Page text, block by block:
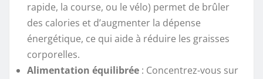
rapide, la course, ou le vélo) permet de brûler
des calories et d’augmenter la dépense
énergétique, ce qui aide à réduire les graisses
corporelles.
Alimentation équilibrée : Concentrez-vous sur